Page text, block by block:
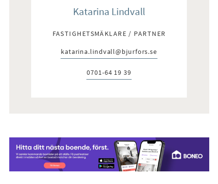
Katarina Lindvall
FASTIGHETSMÄKLARE / PARTNER
E-post:
katarina.lindvall@bjurfors.se
Telefon:
0701-64 19 39